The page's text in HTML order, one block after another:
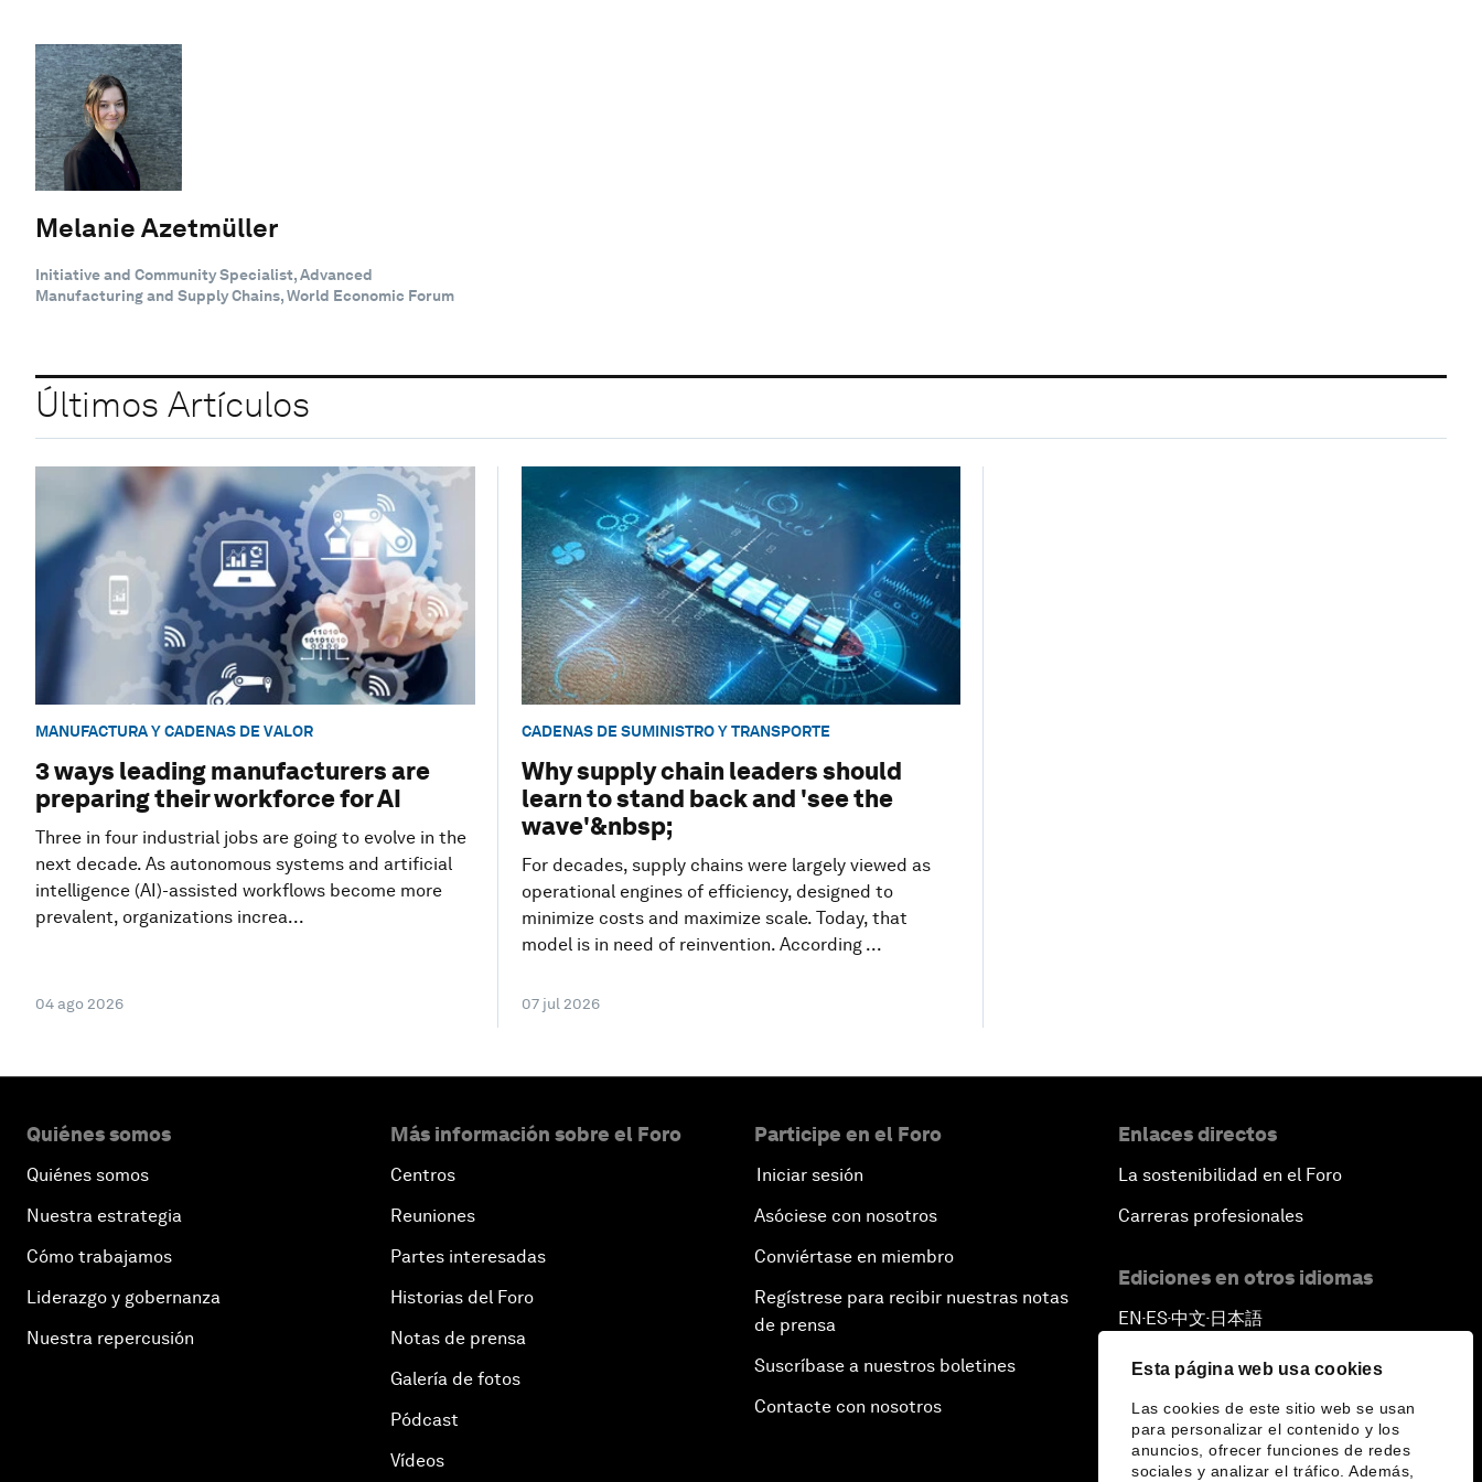
Esta página web usa cookies
Las cookies de este sitio web se usan
para personalizar el contenido y los
anuncios, ofrecer funciones de redes
sociales y analizar el tráfico. Además,
Melanie Azetmüller
Initiative and Community Specialist, Advanced
Manufacturing and Supply Chains, World Economic Forum
Últimos Artículos
MANUFACTURA Y CADENAS DE VALOR
3 ways leading manufacturers are
preparing their workforce for AI
Three in four industrial jobs are going to evolve in the
next decade. As autonomous systems and artificial
intelligence (AI)-assisted workflows become more
prevalent, organizations increa...
04 ago 2026
CADENAS DE SUMINISTRO Y TRANSPORTE
Why supply chain leaders should
learn to stand back and 'see the
wave'&nbsp;
For decades, supply chains were largely viewed as
operational engines of efficiency, designed to
minimize costs and maximize scale. Today, that
model is in need of reinvention. According ...
07 jul 2026
Quiénes somos
Quiénes somos
Nuestra estrategia
Cómo trabajamos
Liderazgo y gobernanza
Nuestra repercusión
Más información sobre el Foro
Centros
Reuniones
Partes interesadas
Historias del Foro
Notas de prensa
Galería de fotos
Pódcast
Vídeos
Participe en el Foro
Iniciar sesión
Asóciese con nosotros
Conviértase en miembro
Regístrese para recibir nuestras notas
de prensa
Suscríbase a nuestros boletines
Contacte con nosotros
Enlaces directos
La sostenibilidad en el Foro
Carreras profesionales
Ediciones en otros idiomas
EN ▪ ES▪中文▪ 日本語